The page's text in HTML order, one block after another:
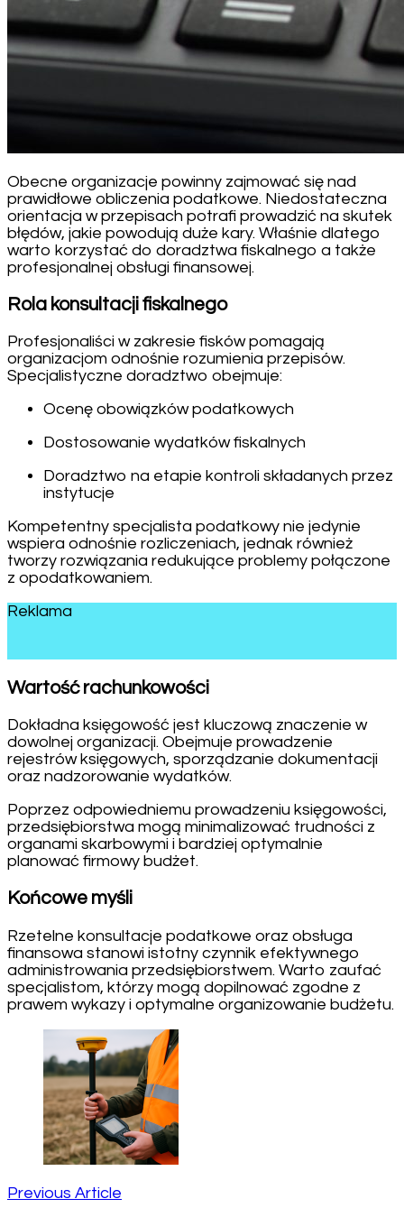
Obecne organizacje powinny zajmować się nad
prawidłowe obliczenia podatkowe. Niedostateczna
orientacja w przepisach potrafi prowadzić na skutek
błędów, jakie powodują duże kary. Właśnie dlatego
warto korzystać do doradztwa fiskalnego a także
profesjonalnej obsługi finansowej.
Rola konsultacji fiskalnego
Profesjonaliści w zakresie fisków pomagają
organizacjom odnośnie rozumienia przepisów.
Specjalistyczne doradztwo obejmuje:
Ocenę obowiązków podatkowych
Dostosowanie wydatków fiskalnych
Doradztwo na etapie kontroli składanych przez
instytucje
Kompetentny specjalista podatkowy nie jedynie
wspiera odnośnie rozliczeniach, jednak również
tworzy rozwiązania redukujące problemy połączone
z opodatkowaniem.
Reklama
Wartość rachunkowości
Dokładna księgowość jest kluczową znaczenie w
dowolnej organizacji. Obejmuje prowadzenie
rejestrów księgowych, sporządzanie dokumentacji
oraz nadzorowanie wydatków.
Poprzez odpowiedniemu prowadzeniu księgowości,
przedsiębiorstwa mogą minimalizować trudności z
organami skarbowymi i bardziej optymalnie
planować firmowy budżet.
Końcowe myśli
Rzetelne konsultacje podatkowe oraz obsługa
finansowa stanowi istotny czynnik efektywnego
administrowania przedsiębiorstwem. Warto zaufać
specjalistom, którzy mogą dopilnować zgodne z
prawem wykazy i optymalne organizowanie budżetu.
Navigation
Previous Article